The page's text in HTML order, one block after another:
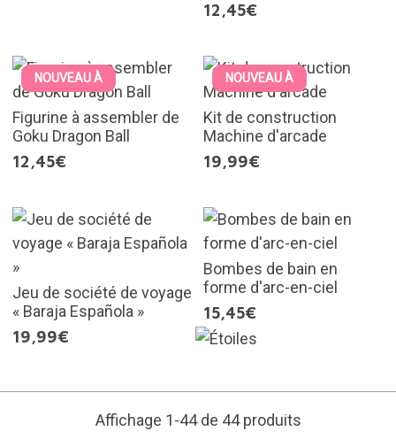
12,45€
NOUVEAU À
Figurine à assembler de
Goku Dragon Ball
12,45€
NOUVEAU À
Kit de construction
Machine d'arcade
19,99€
Jeu de société de voyage
« Baraja Española »
19,99€
Bombes de bain en
forme d'arc-en-ciel
15,45€
Affichage 1-44 de 44 produits